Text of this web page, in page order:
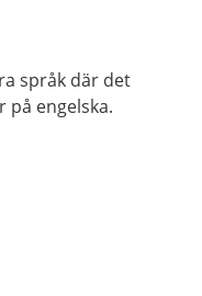
språk där det
på engelska.